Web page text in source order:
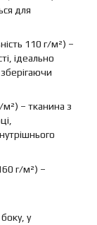
для
110 г/м²) –
ідеально
м²) – тканина з
г/м²) –
у